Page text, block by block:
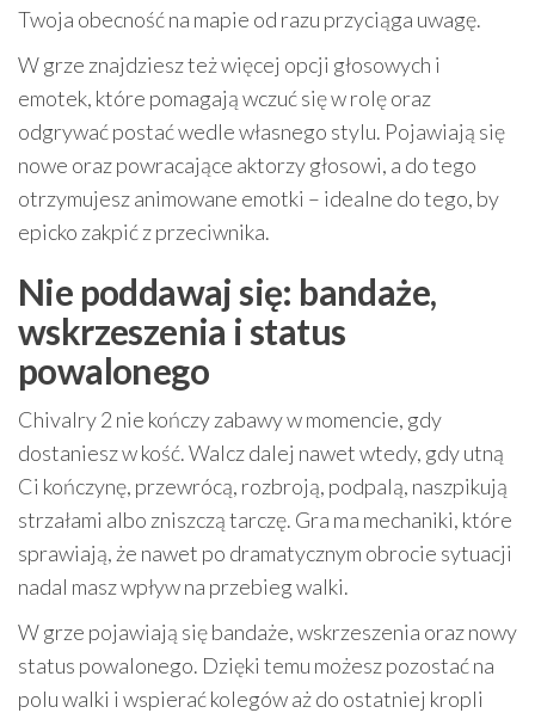
Twoja obecność na mapie od razu przyciąga uwagę.
W grze znajdziesz też więcej opcji głosowych i
emotek, które pomagają wczuć się w rolę oraz
odgrywać postać wedle własnego stylu. Pojawiają się
nowe oraz powracające aktorzy głosowi, a do tego
otrzymujesz animowane emotki – idealne do tego, by
epicko zakpić z przeciwnika.
Nie poddawaj się: bandaże,
wskrzeszenia i status
powalonego
Chivalry 2 nie kończy zabawy w momencie, gdy
dostaniesz w kość. Walcz dalej nawet wtedy, gdy utną
Ci kończynę, przewrócą, rozbroją, podpalą, naszpikują
strzałami albo zniszczą tarczę. Gra ma mechaniki, które
sprawiają, że nawet po dramatycznym obrocie sytuacji
nadal masz wpływ na przebieg walki.
W grze pojawiają się bandaże, wskrzeszenia oraz nowy
status powalonego. Dzięki temu możesz pozostać na
polu walki i wspierać kolegów aż do ostatniej kropli